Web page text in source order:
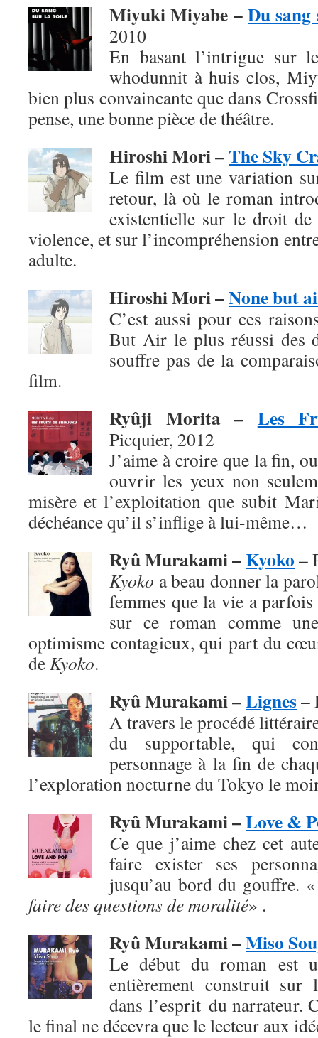
Miyuki Miyabe –Du
2010
En basant l’intrigue sur
whodunnit à huis clos,
bien plus convaincante que dans
pense, une bonne pièce de théâtre.
Hiroshi Mori –The Sky
Le film est une variation
retour, là où le roman
existentielle sur le droit
violence, et sur l’incompréhension
adulte.
Hiroshi Mori –None but
C’est aussi pour ces
But Air le plus réussi des
souffre pas de la
film.
Ryûji Morita – Les
Picquier, 2012
J’aime à croire que la fin,
ouvrir les yeux non
misère et l’exploitation que subit
déchéance qu’il s’inflige à lui-même…
Ryû Murakami –Kyoko –
Kyoko a beau donner la
femmes que la vie a
sur ce roman comme
optimisme contagieux, qui part du
deKyoko.
Ryû Murakami –Lignes–
A travers le procédé
du supportable, qui
personnage à la fin de
l’exploration nocturne du Tokyo le
Ryû Murakami –Love &
Ce que j’aime chez cet
faire exister ses
jusqu’au bord du gouffre.
faire des questions de moralité» .
Ryû Murakami –Miso
Le début du roman est
entièrement construit sur
dans l’esprit du narrateur.
le finalne décevra que le lecteur aux